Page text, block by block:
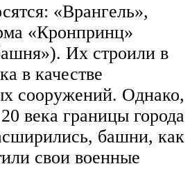
«Врангель»,
«Кронпринц»
Их строили в
в качестве
сооружений. Однако,
века границы города
башни, как
свои военные